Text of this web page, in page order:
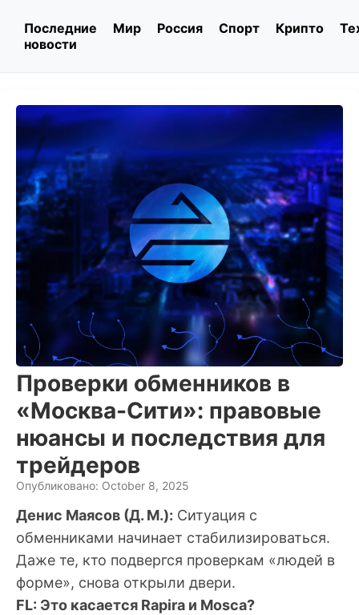
Последние
новости
Мир Россия Спорт Крипто
Проверки обменников в
«Москва-Сити»: правовые
нюансы и последствия для
трейдеров
Опубликовано: October 8, 2025
Денис Маясов (Д. М.): Ситуация с
обменниками начинает стабилизироваться.
Даже те, кто подвергся проверкам «людей в
форме», снова открыли двери.
FL: Это касается Rapira и Mosca?